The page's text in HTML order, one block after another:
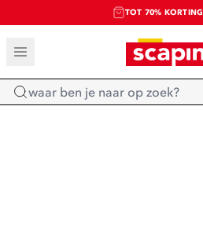
TOT 70%
SALE: LAATSTE
SHOP
Home